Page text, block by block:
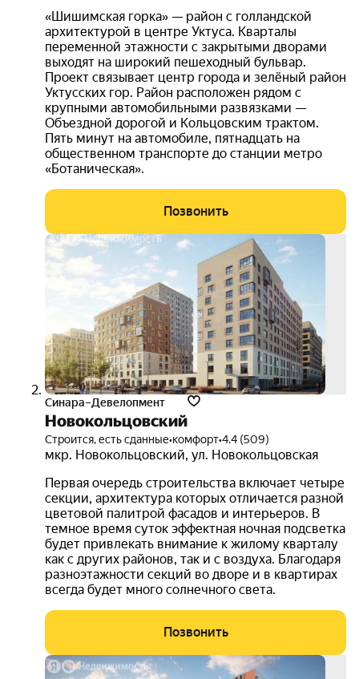
«Шишимская горка» — район с голландской
архитектурой в центре Уктуса. Кварталы
переменной этажности с закрытыми дворами
выходят на широкий пешеходный бульвар.
Проект связывает центр города и зелёный район
Уктусских гор. Район расположен рядом с
крупными автомобильными развязками —
Объездной дорогой и Кольцовским трактом.
Пять минут на автомобиле, пятнадцать на
общественном транспорте до станции метро
«Ботаническая».
Позвонить
Синара–Девелопмент
Новокольцовский
Строится, есть сданные•комфорт•4.4 (509)
мкр. Новокольцовский, ул. Новокольцовская
Первая очередь строительства включает четыре
секции, архитектура которых отличается разной
цветовой палитрой фасадов и интерьеров. В
темное время суток эффектная ночная подсветка
будет привлекать внимание к жилому кварталу
как с других районов, так и с воздуха. Благодаря
разноэтажности секций во дворе и в квартирах
всегда будет много солнечного света.
Позвонить